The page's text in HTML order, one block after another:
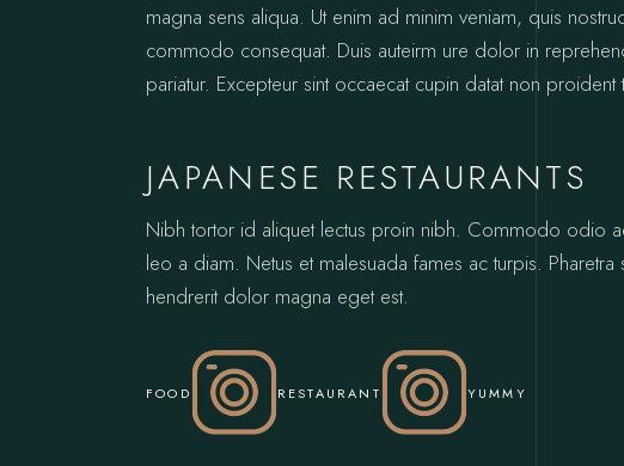
magna sens aliqua. Ut enim ad minim veniam, quis
commodo consequat. Duis auteirm ure dolor in
pariatur. Excepteur sint occaecat cupin datat non proident
JAPANESE RESTAURANTS
Nibh tortor id aliquet lectus proin nibh. Commodo odio
leo a diam. Netus et malesuada fames ac turpis.
hendrerit dolor magna eget est.
FOOD RESTAURANT YUMMY